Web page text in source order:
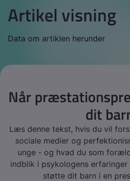
Artikel visning
Data om artiklen herunder
Når
dit
Læs denne tekst, hvis du vil
sociale medier og
unge - og hvad du som
indblik i psykologens
støtte dit barn i en